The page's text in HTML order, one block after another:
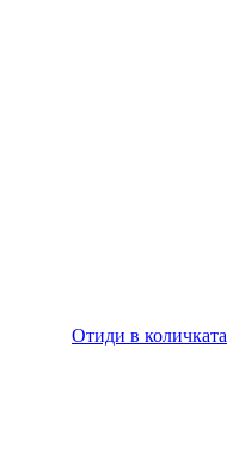
Отиди в количката